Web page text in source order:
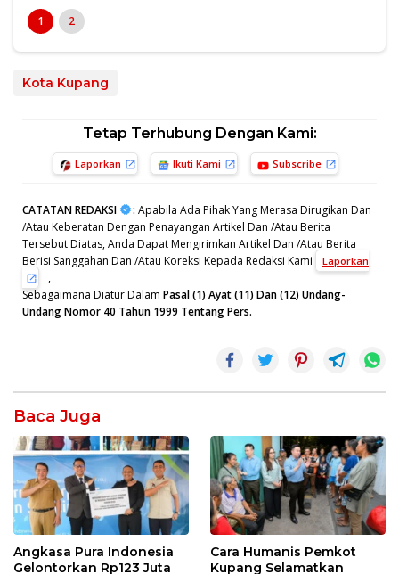
1 2
Kota Kupang
Tetap Terhubung Dengan Kami:
Laporkan Ikuti Kami Subscribe
CATATAN REDAKSI : Apabila Ada Pihak Yang Merasa Dirugikan Dan
/Atau Keberatan Dengan Penayangan Artikel Dan /Atau Berita
Tersebut Diatas, Anda Dapat Mengirimkan Artikel Dan /Atau Berita
Berisi Sanggahan Dan /Atau Koreksi Kepada Redaksi Kami
Laporkan
,
Sebagaimana Diatur Dalam Pasal (1) Ayat (11) Dan (12) Undang-
Undang Nomor 40 Tahun 1999 Tentang Pers.
Baca Juga
Angkasa Pura Indonesia
Gelontorkan Rp123 Juta
Cara Humanis Pemkot
Kupang Selamatkan